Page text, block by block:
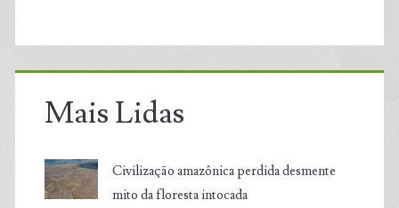
Mais Lidas
Civilização amazônica perdida desmente
mito da floresta intocada